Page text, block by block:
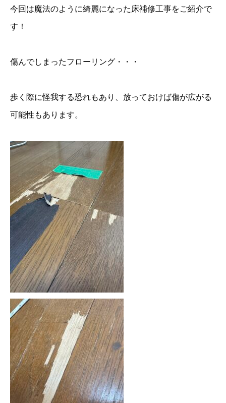
今回は魔法のように綺麗になった床補修工事をご紹介で
す！
傷んでしまったフローリング・・・
歩く際に怪我する恐れもあり、放っておけば傷が広がる
可能性もあります。